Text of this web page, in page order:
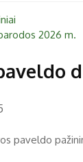
nuo 5 iki 10
ir Radvilos
2026 m.
paveldo